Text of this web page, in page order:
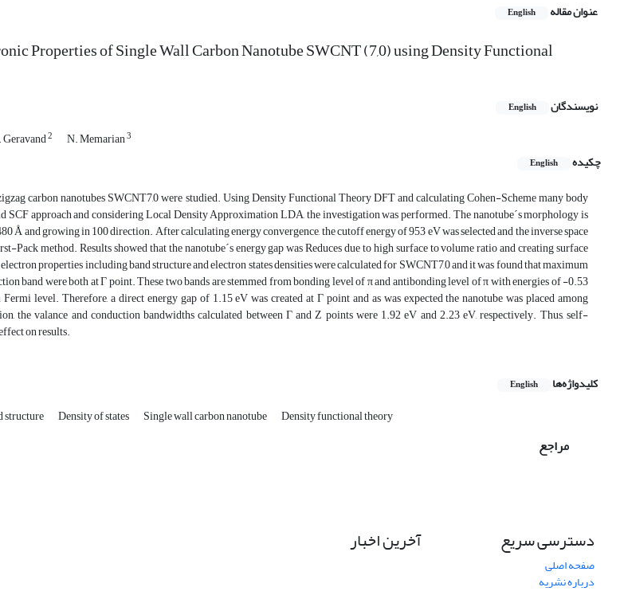
عنوان مقاله English
Properties of Single Wall Carbon Nanotube SWCNT (7,0) using Density Functional
نویسندگان English
2 N. Memarian3
چکیده English
carbon nanotubes SWCNT7,0 were studied. Using Density Functional Theory DFT and calculating Cohen-Scheme many body
SCF approach and considering Local Density Approximation LDA, the investigation was performed. The nanotube´s morphology is
Å and growing in 100 direction. After calculating energy convergence, the cutoff energy of 953 eV was selected and the inverse space
Pack method. Results showed that the nanotube´s energy gap was Reduces due to high surface to volume ratio and creating surface
properties including band structure and electron states densities were calculated for SWCNT7,0 and it was found that maximum
band were both at Г point. These two bands are stemmed from bonding level of π and antibonding level of π with energies of -0.53
level. Therefore, a direct energy gap of 1.15 eV was created at Г point and as was expected the nanotube was placed among
the valance and conduction bandwidths calculated between Г and Z points were 1.92 eV and 2.23 eV, respectively. Thus, self-
on results.
کلیدواژه‌ها English
structure Density of states Single wall carbon nanotube Density functional theory
مراجع
دسترسی سریع
صفحه اصلی
درباره نشریه
آخرین اخبار